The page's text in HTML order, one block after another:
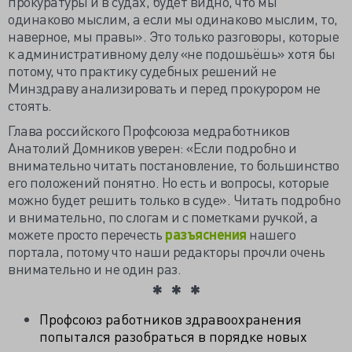
одинаково мыслим, а если мы одинаково мыслим, то,
наверное, мы правы». Это только разговоры, которые
к административному делу «не подошьёшь» хотя бы
потому, что практику судебных решений не
Минздраву анализировать и перед прокурором не
стоять.
Глава российского Профсоюза медработников
Анатолий Домников уверен: «Если подробно и
внимательно читать постановление, то большинство
его положений понятно. Но есть и вопросы, которые
можно будет решить только в суде». Читать подробно
и внимательно, по слогам и с пометками ручкой, а
можете просто перечесть разъяснения нашего
портала, потому что наши редакторы прочли очень
внимательно и не один раз.
Профсоюз работников здравоохранения
попытался разобраться в порядке новых